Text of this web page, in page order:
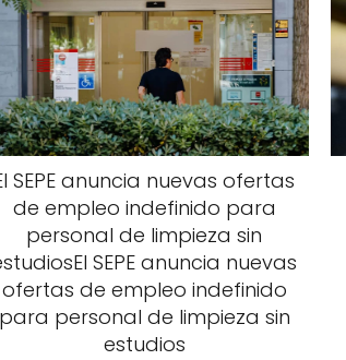
SEPE anuncia nuevas ofertas
de empleo indefinido para
personal de limpieza sin
SEPE anuncia nuevas
ofertas de empleo indefinido
para personal de limpieza sin
estudios